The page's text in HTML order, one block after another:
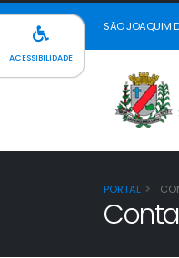
SÃO JOAQUIM
PORTAL
ACESSIBILIDADE